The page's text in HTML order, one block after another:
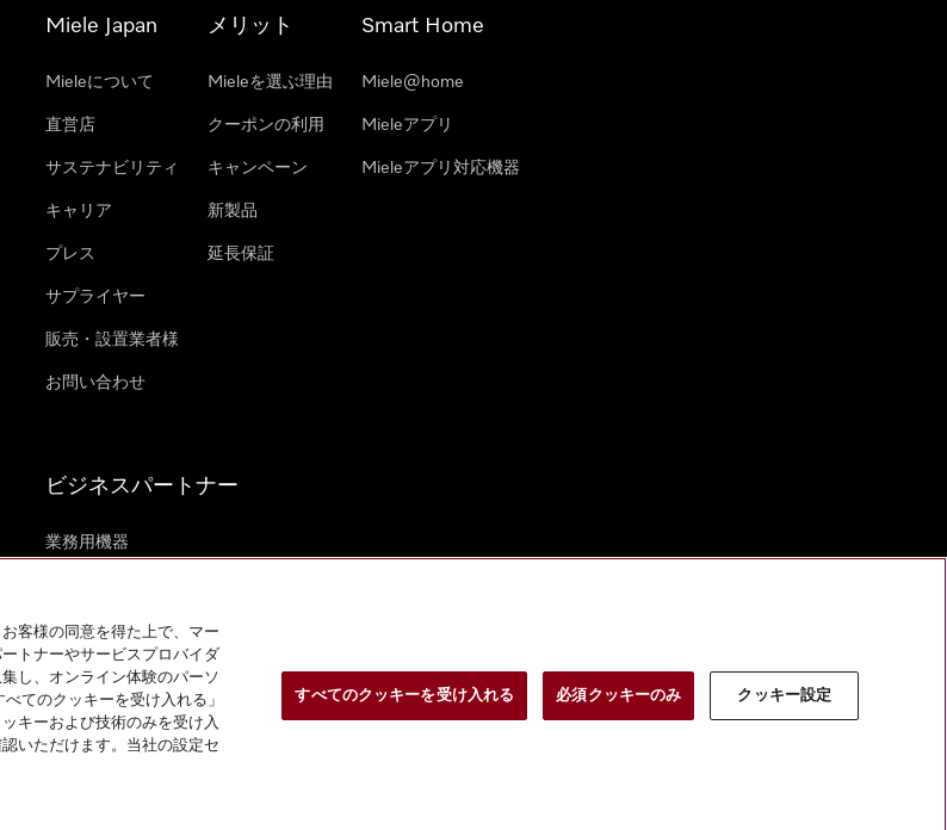
Miele Japan
Mieleについて
直営店
サステナビリティ
キャリア
プレス
サプライヤー
販売・設置業者様
お問い合わせ
メリット
Mieleを選ぶ理由
クーポンの利用
キャンペーン
新製品
延長保証
Smart Home
Miele@home
Mieleアプリ
Mieleアプリ対応機器
ビジネスパートナー
業務用機器
海外事例 (英語)
客様の同意を得た上で、マー
トナーやサービスプロバイダ
し、オンライン体験のパーソ
てのクッキーを受け入れる」
キーおよび技術のみを受け入
いただけます。当社の設定セ
すべてのクッキーを受け入れる 必須クッキーのみ クッキー設定